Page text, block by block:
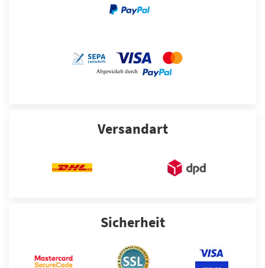
Versandart
Sicherheit